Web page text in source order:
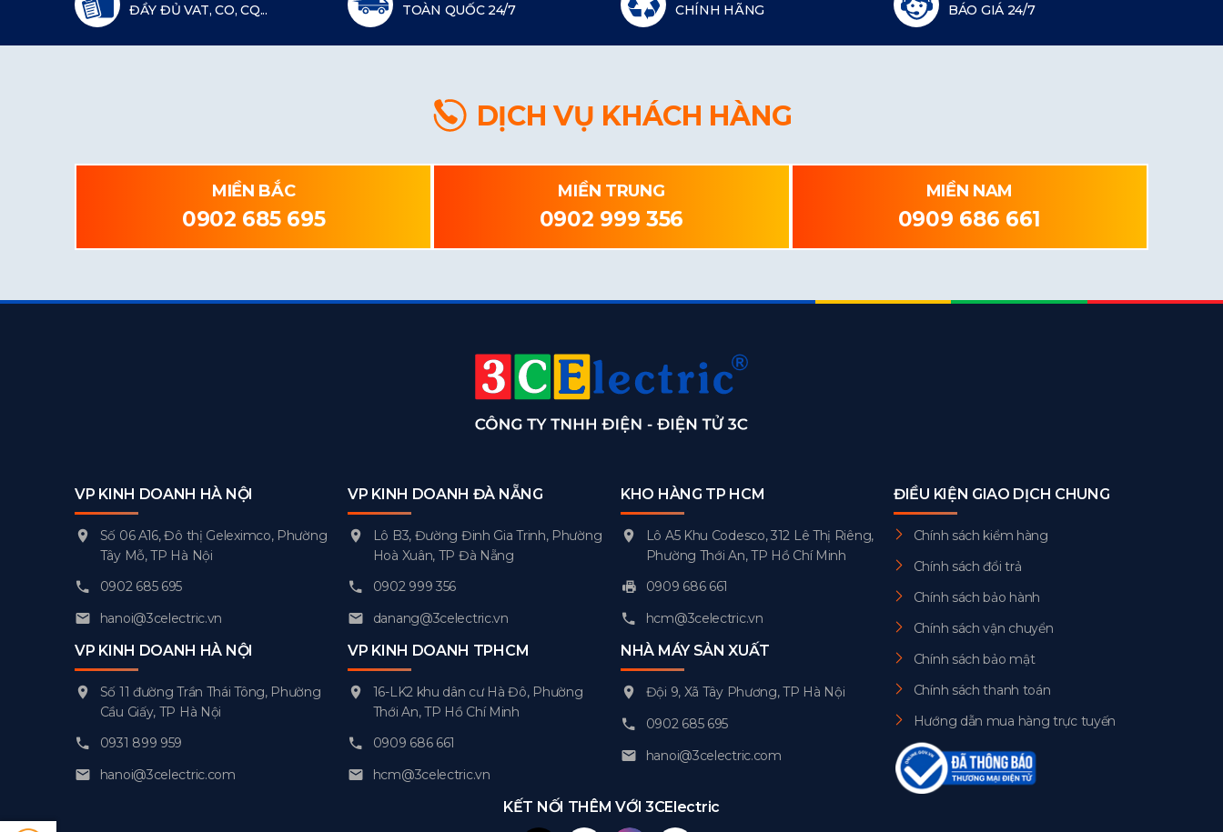
ĐẦY ĐỦ VAT, CO, CQ...
TOÀN QUỐC 24/7
CHÍNH HÃNG
BÁO GIÁ 24/7
DỊCH VỤ KHÁCH HÀNG
MIỀN BẮC
0902 685 695
MIỀN TRUNG
0902 999 356
MIỀN NAM
0909 686 661
VP KINH DOANH HÀ NỘI
Số 06 A16, Đô thị Geleximco, Phường
Tây Mỗ, TP Hà Nội
0902 685 695
hanoi@3celectric.vn
VP KINH DOANH HÀ NỘI
Số 11 đường Trần Thái Tông, Phường
Cầu Giấy, TP Hà Nội
0931 899 959
hanoi@3celectric.com
VP KINH DOANH ĐÀ NẴNG
Lô B3, Đường Đinh Gia Trinh, Phường
Hoà Xuân, TP Đà Nẵng
0902 999 356
danang@3celectric.vn
VP KINH DOANH TPHCM
16-LK2 khu dân cư Hà Đô, Phường
Thới An, TP Hồ Chí Minh
0909 686 661
hcm@3celectric.vn
KHO HÀNG TP HCM
Lô A5 Khu Codesco, 312 Lê Thị Riêng,
Phường Thới An, TP Hồ Chí Minh
0909 686 661
hcm@3celectric.vn
NHÀ MÁY SẢN XUẤT
Đội 9, Xã Tây Phương, TP Hà Nội
0902 685 695
hanoi@3celectric.com
ĐIỀU KIỆN GIAO DỊCH CHUNG
Chính sách kiểm hàng
Chính sách đổi trả
Chính sách bảo hành
Chính sách vận chuyển
Chính sách bảo mật
Chính sách thanh toán
Hướng dẫn mua hàng trực tuyến
KẾT NỐI THÊM VỚI 3CElectric